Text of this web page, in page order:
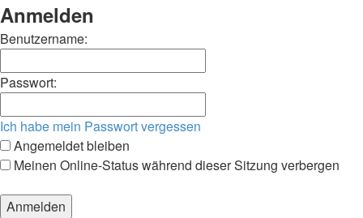
Anmelden
Benutzername:
Passwort:
Ich habe mein Passwort vergessen
Angemeldet bleiben
Meinen Online-Status während dieser Sitzung verbergen